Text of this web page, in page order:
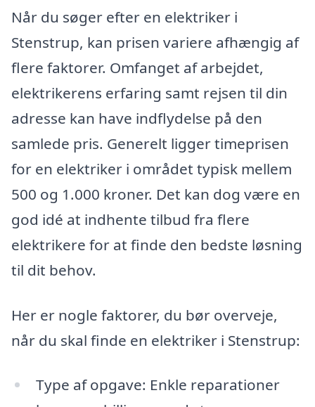
Når du søger efter en elektriker i
Stenstrup, kan prisen variere afhængig af
flere faktorer. Omfanget af arbejdet,
elektrikerens erfaring samt rejsen til din
adresse kan have indflydelse på den
samlede pris. Generelt ligger timeprisen
for en elektriker i området typisk mellem
500 og 1.000 kroner. Det kan dog være en
god idé at indhente tilbud fra flere
elektrikere for at finde den bedste løsning
til dit behov.
Her er nogle faktorer, du bør overveje,
når du skal finde en elektriker i Stenstrup:
Type af opgave: Enkle reparationer